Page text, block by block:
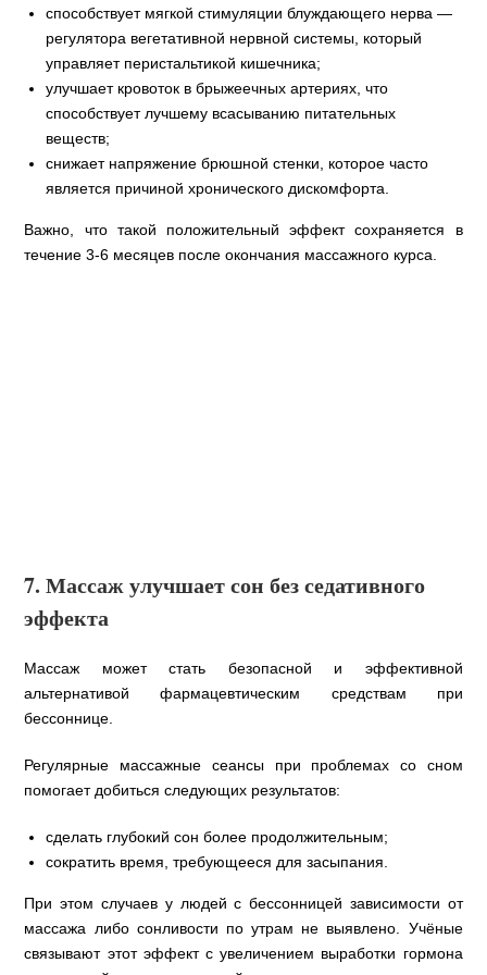
способствует мягкой стимуляции блуждающего нерва —
регулятора вегетативной нервной системы, который
управляет перистальтикой кишечника;
улучшает кровоток в брыжеечных артериях, что
способствует лучшему всасыванию питательных
веществ;
снижает напряжение брюшной стенки, которое часто
является причиной хронического дискомфорта.
Важно, что такой положительный эффект сохраняется в
течение 3-6 месяцев после окончания массажного курса.
7. Массаж улучшает сон без седативного
эффекта
Массаж может стать безопасной и эффективной
альтернативой фармацевтическим средствам при
бессоннице.
Регулярные массажные сеансы при проблемах со сном
помогает добиться следующих результатов:
сделать глубокий сон более продолжительным;
сократить время, требующееся для засыпания.
При этом случаев у людей с бессонницей зависимости от
массажа либо сонливости по утрам не выявлено. Учёные
связывают этот эффект с увеличением выработки гормона